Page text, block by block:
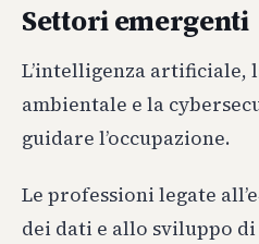
Settori emergenti
L’intelligenza artificiale,
ambientale e la
guidare l’occupazione.
Le professioni legate
dei dati e allo sviluppo